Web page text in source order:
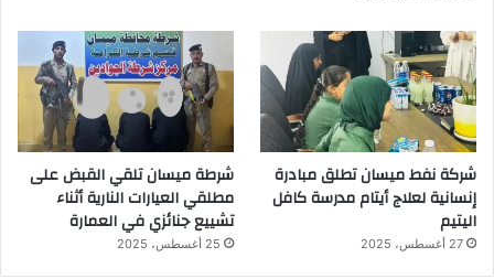
شركة نفط ميسان تطلق مبادرة
إنسانية لعلاج أيتام مدرسة كافل
اليتيم
27 أغسطس، 2025
شرطة ميسان تلقي القبض على
مطلقي العيارات النارية أثناء
تشييع جنائزي في العمارة
25 أغسطس، 2025